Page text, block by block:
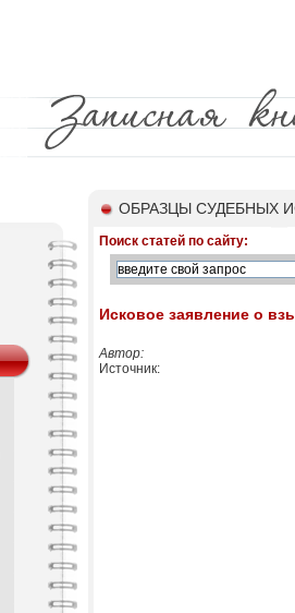
ОБРАЗЦЫ СУДЕБНЫХ
Поиск статей по сайту:
Исковое заявление о
Автор:
Источник: